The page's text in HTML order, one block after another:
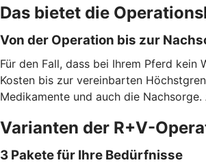
Das bietet die
Von der Operation bis zur
Für den Fall, dass bei Ihrem Pferd
Kosten bis zur vereinbarten
Medikamente und auch die
Varianten der R+V-
3 Pakete für Ihre Bedürfnisse